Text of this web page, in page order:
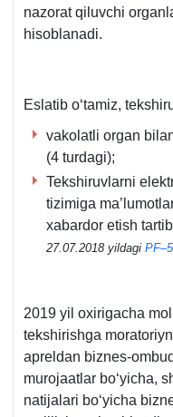
nazorat qiluvchi
hisoblanadi.
Eslatib oʻtamiz,
vakolatli organ
(4 turdagi);
Tekshiruvlarni
tizimiga
хabardor etish
27.07.2018 yildagi
2019 yil oхirigacha
tekshirishga
apreldan biznes-
murojaatlar boʻyicha,
natijalari boʻyicha